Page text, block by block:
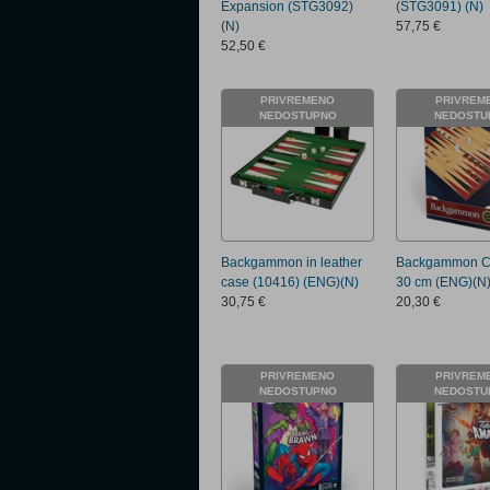
Expansion (STG3092)
(N)
52,50 €
(STG3091) (N)
57,75 €
PRIVREMENO
NEDOSTUPNO
Backgammon in leather
case (10416) (ENG)(N)
30,75 €
Backgammon
30 cm (ENG)(N)
20,30 €
PRIVREMENO
NEDOSTUPNO